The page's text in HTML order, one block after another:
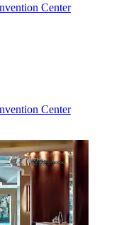
Center
Center